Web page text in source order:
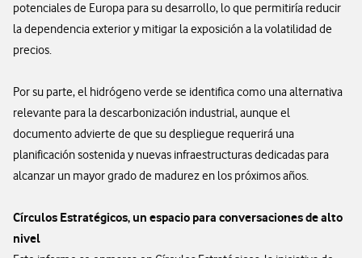
potenciales de Europa para su desarrollo, lo que permitiría reducir
la dependencia exterior y mitigar la exposición a la volatilidad de
precios.
Por su parte, el hidrógeno verde se identifica como una alternativa
relevante para la descarbonización industrial, aunque el
documento advierte de que su despliegue requerirá una
planificación sostenida y nuevas infraestructuras dedicadas para
alcanzar un mayor grado de madurez en los próximos años.
Círculos Estratégicos, un espacio para conversaciones de alto
nivel